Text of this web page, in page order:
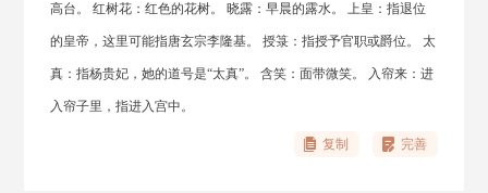
高台。 红树花：红色的花树。 晓露：早晨的露水。 上皇：指退位
的皇帝，这里可能指唐玄宗李隆基。 授箓：指授予官职或爵位。 太
真：指杨贵妃，她的道号是“太真”。 含笑：面带微笑。 入帘来：进
入帘子里，指进入宫中。
复制 完善